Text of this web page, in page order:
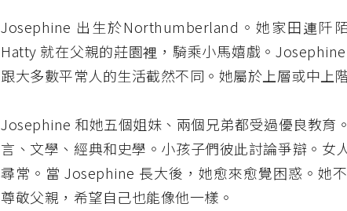
Josephine 出生於Northumberland。她家田連阡
Hatty 就在父親的莊園裡，騎乘小馬嬉戲。
跟大多數平常人的生活截然不同。她屬於上層或中上
Josephine 和她五個姐妹、兩個兄弟都受過優良教育
言、文學、經典和史學。小孩子們彼此討論爭辯。女
尋常。當 Josephine 長大後，她愈來愈覺困惑。她
尊敬父親，希望自己也能像他一樣。